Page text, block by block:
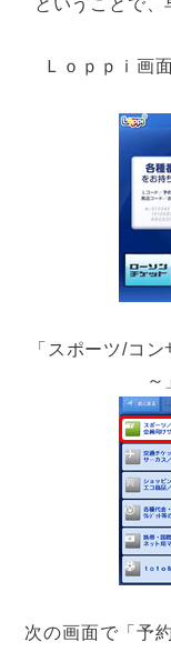
Ｌｏｐｐｉ画
「スポーツ/コ
～
次の画面で「予